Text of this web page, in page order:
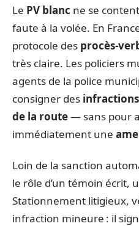
Le PV blanc ne se
faute à la volée. En
protocole des procès-
très claire. Les policiers
agents de la police
consigner des infractions
de la route— sans pour
immédiatement une
Loin de la sanction
le rôle d’un témoin écrit,
Stationnement litigieux,
infraction mineure : il